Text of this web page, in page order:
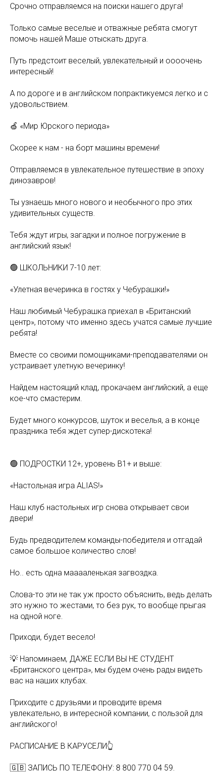
Срочно отправляемся на поиски нашего друга!
Только самые веселые и отважные ребята смогут
помочь нашей Маше отыскать друга.
Путь предстоит веселый, увлекательный и оооочень
интересный!
А по дороге и в английском попрактикуемся легко и с
удовольствием.
🍏 «Мир Юрского периода»
Скорее к нам - на борт машины времени!
Отправляемся в увлекательное путешествие в эпоху
динозавров!
Ты узнаешь много нового и необычного про этих
удивительных существ.
Тебя ждут игры, загадки и полное погружение в
английский язык!
🟢 ШКОЛЬНИКИ 7-10 лет:
«Улетная вечеринка в гостях у Чебурашки!»
Наш любимый Чебурашка приехал в «Британский
центр», потому что именно здесь учатся самые лучшие
ребята!
Вместе со своими помощниками-преподавателями он
устраивает улетную вечеринку!
Найдем настоящий клад, прокачаем английский, а еще
кое-что смастерим.
Будет много конкурсов, шуток и веселья, а в конце
праздника тебя ждет супер-дискотека!
🟢 ПОДРОСТКИ 12+, уровень B1+ и выше:
«Настольная игра ALIAS!»
Наш клуб настольных игр снова открывает свои
двери!
Будь предводителем команды-победителя и отгадай
самое большое количество слов!
Но.. есть одна мааааленькая загвоздка.
Слова-то эти не так уж просто объяснить, ведь делать
это нужно то жестами, то без рук, то вообще прыгая
на одной ноге.
Приходи, будет весело!
💡 Напоминаем, ДАЖЕ ЕСЛИ ВЫ НЕ СТУДЕНТ
«Британского центра», мы будем очень рады видеть
вас на наших клубах.
Приходите с друзьями и проводите время
увлекательно, в интересной компании, с пользой для
английского!
РАСПИСАНИЕ В КАРУСЕЛИ👆
🇬🇧 ЗАПИСЬ ПО ТЕЛЕФОНУ: 8 800 770 04 59.